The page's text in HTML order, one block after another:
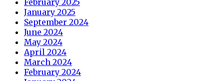
February 2025
January 2025
September 2024
June 2024
May 2024
April 2024
March 2024
February 2024